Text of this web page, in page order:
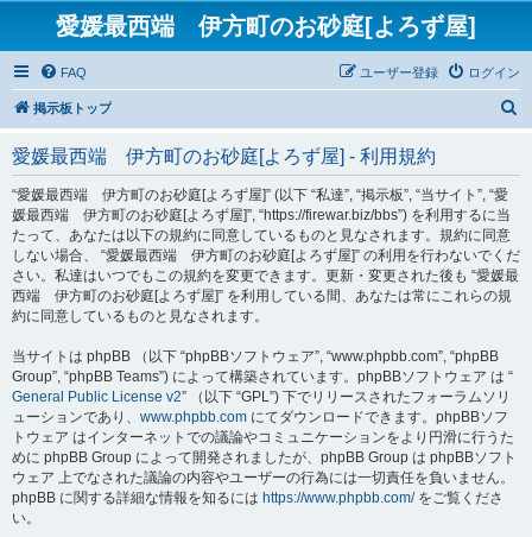
愛媛最西端 伊方町のお砂庭[よろず屋]
FAQ ログイン
ユーザー登録
掲示板トップ
愛媛最西端 伊方町のお砂庭[よろず屋] - 利用規約
“愛媛最西端 伊方町のお砂庭[よろず屋]” (以下 “私達”, “掲示板”, “当サイト”, “愛
媛最西端 伊方町のお砂庭[よろず屋]”, “https://firewar.biz/bbs”) を利用するに当
たって、あなたは以下の規約に同意しているものと見なされます。規約に同意
しない場合、 “愛媛最西端 伊方町のお砂庭[よろず屋]” の利用を行わないでくだ
さい。私達はいつでもこの規約を変更できます。更新・変更された後も “愛媛最
西端 伊方町のお砂庭[よろず屋]” を利用している間、あなたは常にこれらの規
約に同意しているものと見なされます。
当サイトは phpBB （以下 “phpBBソフトウェア”, “www.phpbb.com”, “phpBB
Group”, “phpBB Teams”) によって構築されています。phpBBソフトウェア は “
General Public License v2” （以下 “GPL”) 下でリリースされたフォーラムソリ
ューションであり、 www.phpbb.com にてダウンロードできます。phpBBソフ
トウェア はインターネットでの議論やコミュニケーションをより円滑に行うた
めに phpBB Group によって開発されましたが、phpBB Group は phpBBソフト
ウェア 上でなされた議論の内容やユーザーの行為には一切責任を負いません。
phpBB に関する詳細な情報を知るには https://www.phpbb.com/をご覧くださ
い。